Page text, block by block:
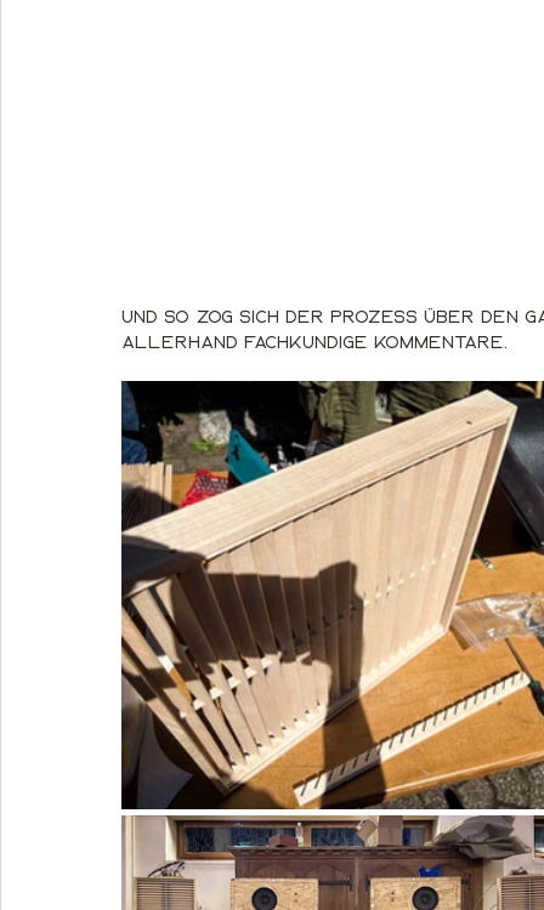
Und so zog sich der Prozess über den
allerhand fachkundige Kommentare.